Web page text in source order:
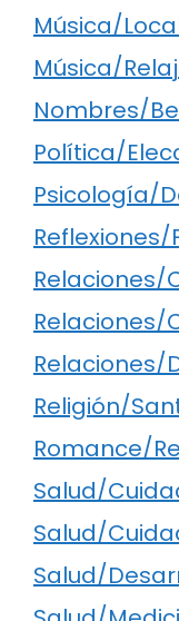
Música/
Música/
Nombres/
Política/
Psicología/
Relaciones/
Relaciones/
Relaciones/
Religión/
Romance/
Salud/
Salud/
Salud/